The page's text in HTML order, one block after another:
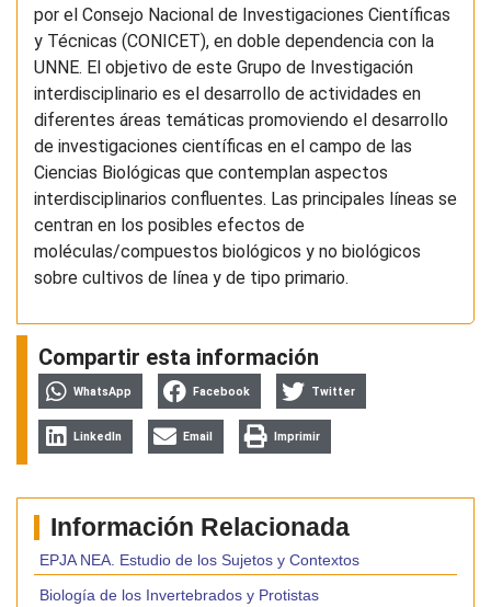
por el Consejo Nacional de Investigaciones Científicas
y Técnicas (CONICET), en doble dependencia con la
UNNE. El objetivo de este Grupo de Investigación
interdisciplinario es el desarrollo de actividades en
diferentes áreas temáticas promoviendo el desarrollo
de investigaciones científicas en el campo de las
Ciencias Biológicas que contemplan aspectos
interdisciplinarios confluentes. Las principales líneas se
centran en los posibles efectos de
moléculas/compuestos biológicos y no biológicos
sobre cultivos de línea y de tipo primario.
Compartir esta información
WhatsApp Facebook Twitter
LinkedIn Email Imprimir
Información Relacionada
EPJA NEA. Estudio de los Sujetos y Contextos
Biología de los Invertebrados y Protistas